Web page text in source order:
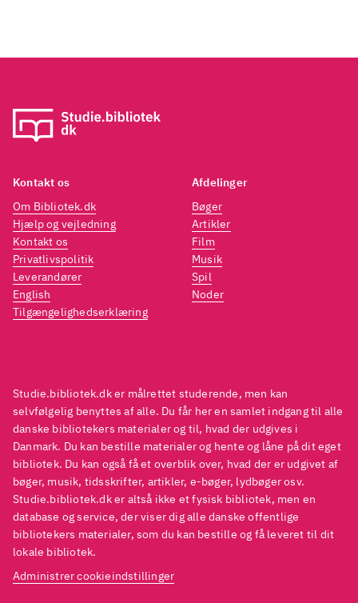
Studie.bibliotek.dk er målrettet studerende, men kan
selvfølgelig benyttes af alle. Du får her en samlet indgang til alle
danske bibliotekers materialer og til, hvad der udgives i
Danmark. Du kan bestille materialer og hente og låne på dit eget
bibliotek. Du kan også få et overblik over, hvad der er udgivet af
bøger, musik, tidsskrifter, artikler, e-bøger, lydbøger osv.
Studie.bibliotek.dk er altså ikke et fysisk bibliotek, men en
database og service, der viser dig alle danske offentlige
bibliotekers materialer, som du kan bestille og få leveret til dit
lokale bibliotek.
Administrer cookieindstillinger
Kontakt os
Om Bibliotek.dk
Hjælp og vejledning
Kontakt os
Privatlivspolitik
Leverandører
English
Tilgængelighedserklæring
Afdelinger
Bøger
Artikler
Film
Musik
Spil
Noder